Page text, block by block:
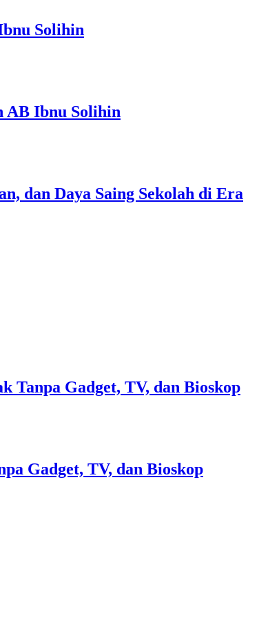
Solihin
AB Ibnu Solihin
dan Daya Saing Sekolah di Era
Tanpa Gadget, TV, dan Bioskop
Gadget, TV, dan Bioskop